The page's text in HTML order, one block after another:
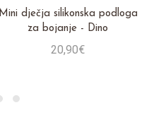
Mini dječja silikonska podloga
za bojanje - Dino
20,90€